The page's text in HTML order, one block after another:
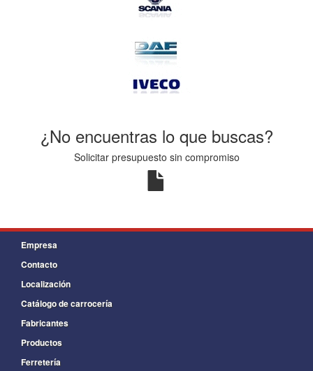
¿No encuentras lo que buscas?
Solicitar presupuesto sin compromiso
Empresa
Contacto
Localización
Catálogo de carrocería
Fabricantes
Productos
Ferretería